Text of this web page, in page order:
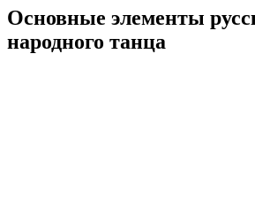
Основные элементы
народного танца